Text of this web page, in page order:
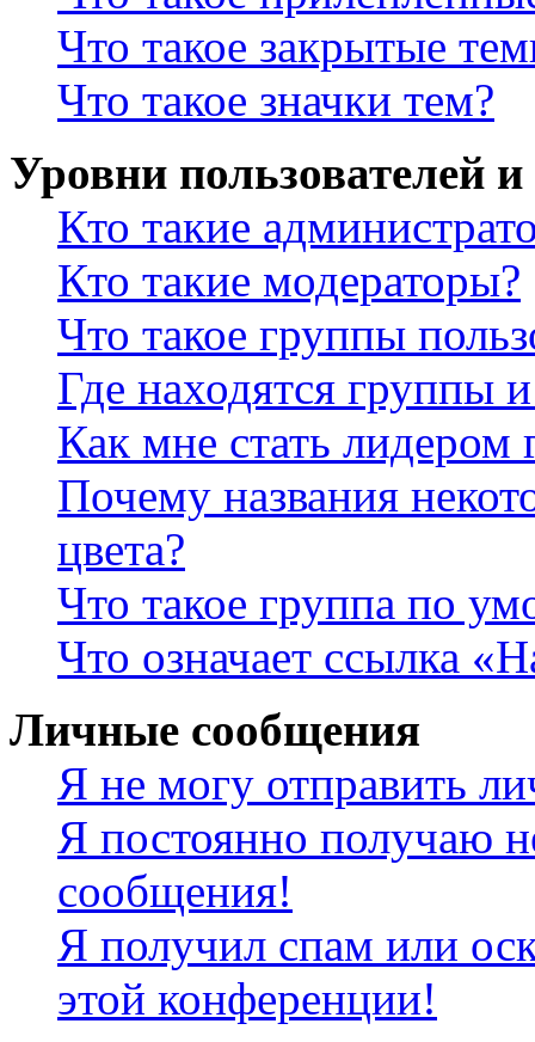
Что такое закрытые
Что такое значки тем?
Уровни пользователей
Кто такие
Кто такие модераторы?
Что такое группы
Где находятся группы
Как мне стать лидером
Почему названия
цвета?
Что такое группа по
Что означает ссылка
Личные сообщения
Я не могу отправить
Я постоянно получаю
сообщения!
Я получил спам или
этой конференции!